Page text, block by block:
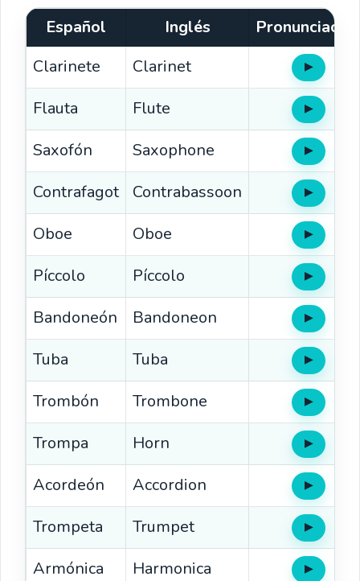
Español Inglés
Pronunciación
Clarinete
Clarinet ▶Oír
Flauta Flute ▶Oír
Saxofón Saxophone ▶Oír
Contrafagot Contrabassoon ▶Oír
Oboe Oboe ▶Oír
Píccolo Píccolo ▶Oír
Bandoneón Bandoneon ▶Oír
Tuba Tuba ▶Oír
Trombón Trombone ▶Oír
Trompa Horn ▶Oír
Acordeón Accordion ▶Oír
Trompeta Trumpet ▶Oír
Armónica Harmonica ▶Oír